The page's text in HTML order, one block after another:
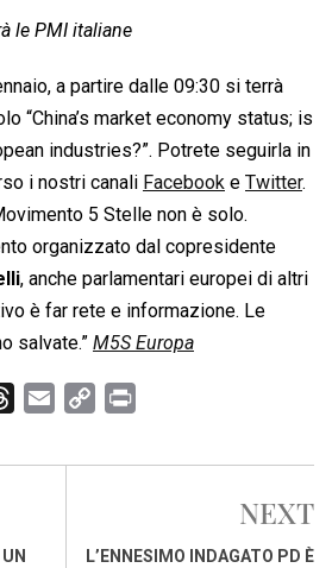
le PMI italiane
a partire dalle 09:30 si terrà
“China’s market economy status; is
industries?”. Potrete seguirla in
i nostri canali Facebook e Twitter.
5 Stelle non è solo.
organizzato dal copresidente
, anche parlamentari europei di altri
è far rete e informazione. Le
salvate.” M5S Europa
r
d
a
p
i
i
NEXT
L’ENNESIMO INDAGATO PD È